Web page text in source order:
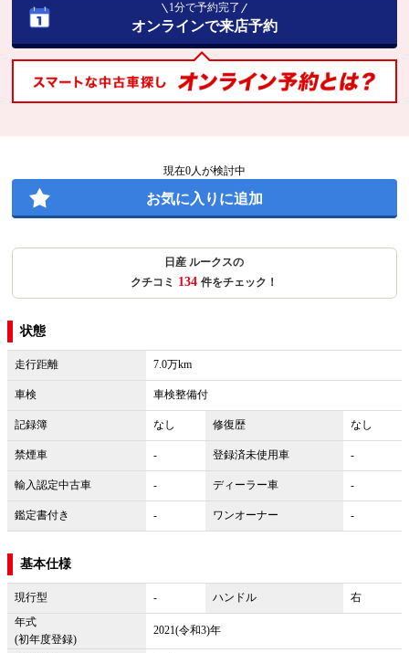
1分で予約完了
オンラインで来店予約
現在0人が検討中
お気に入りに追加
日産 ルークスの
クチコミ 134 件をチェック！
状態
走行距離 7.0万km
車検 車検整備付
記録簿 なし 修復歴 なし
禁煙車 - 登録済未使用車 -
輸入認定中古車 - ディーラー車 -
鑑定書付き - ワンオーナー -
基本仕様
現行型 - ハンドル
右
年式
(初年度登録)
2021(令和3)年